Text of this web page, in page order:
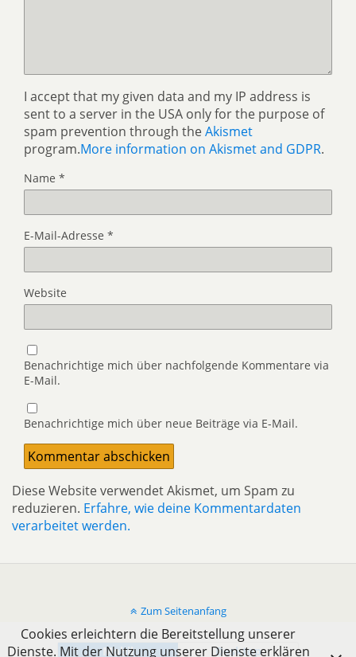
I accept that my given data and my IP address is
sent to a server in the USA only for the purpose of
spam prevention through theAkismet
program.More information on Akismet and GDPR.
Name *
E-Mail-Adresse *
Website
Benachrichtige mich über nachfolgende Kommentare via
E-Mail.
Benachrichtige mich über neue Beiträge via E-Mail.
Diese Website verwendet Akismet, um Spam zu
reduzieren. Erfahre, wie deine Kommentardaten
verarbeitet werden.
Zum Seitenanfang
Mobil Desktop
Cookies erleichtern die Bereitstellung unserer
Dienste. Mit der Nutzung unserer Dienste erklären